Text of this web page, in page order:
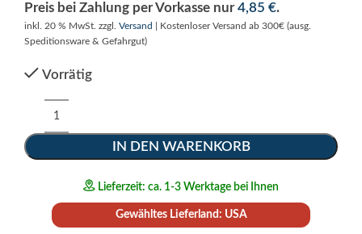
Preis bei Zahlung per Vorkasse nur4,85 €.
inkl. 20 % MwSt. zzgl. Versand
| Kostenloser Versand ab 300€ (ausg.
Speditionsware & Gefahrgut)
Vorrätig
IN DEN WARENKORB
Alternative:
Lieferzeit: ca. 1-3 Werktage bei Ihnen
Gewähltes Lieferland: USA